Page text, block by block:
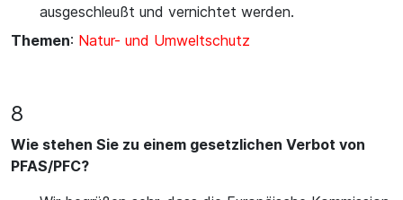
ausgeschleußt und vernichtet werden.
Themen: Natur- und Umweltschutz
8
Wie stehen Sie zu einem gesetzlichen Verbot von
PFAS/PFC?